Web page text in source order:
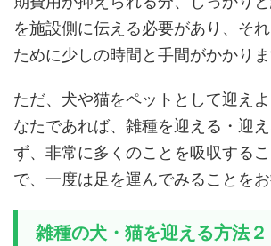
を施設側に伝える必要があり、そ
ために少しの時間と手間がかかりま
ただ、犬や猫をペットとして迎え
なたであれば、雑種を迎える・迎
ず、非常に多くのことを吸収する
で、一度は足を運んでみることをお
雑種の犬・猫を迎える方法